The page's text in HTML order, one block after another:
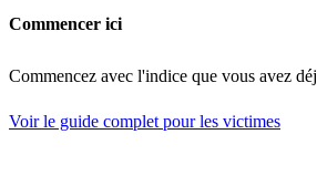
Commencer ici
Commencez avec l'indice que vous avez
Voir le guide complet pour les victimes